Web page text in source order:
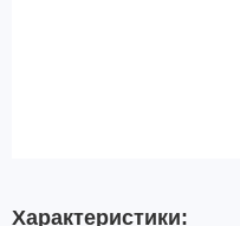
Характеристики: